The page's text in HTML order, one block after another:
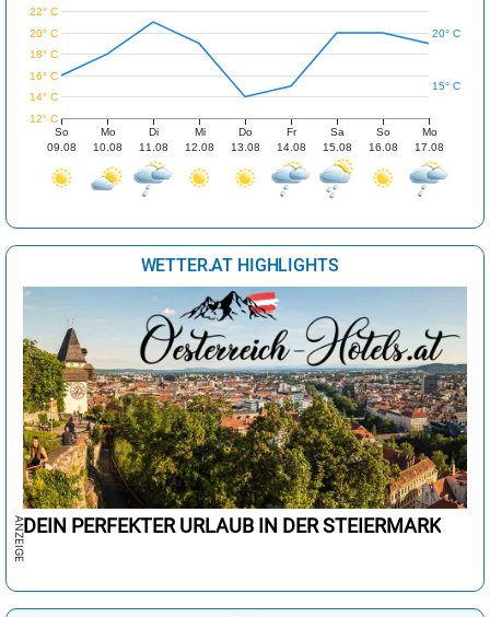
So
09.08
Mo
10.08
Di
11.08
Mi
12.08
Do
13.08
Fr
14.08
Sa
15.08
So
16.08
Mo
17.08
12° C
14° C
16° C
18° C
20° C
22° C
15° C
20° C
WETTER.AT HIGHLIGHTS
DEIN PERFEKTER URLAUB IN DER STEIERMARK